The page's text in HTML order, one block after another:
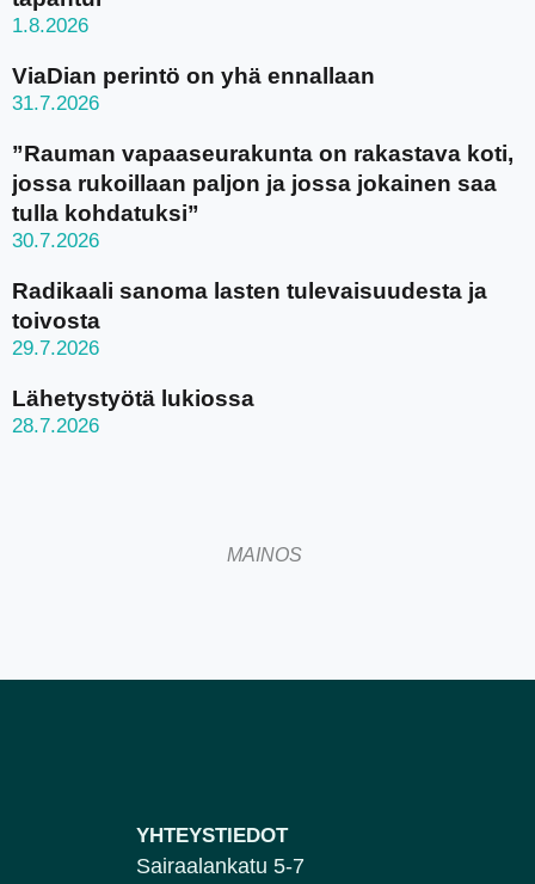
1.8.2026
ViaDian perintö on yhä ennallaan
31.7.2026
”Rauman vapaaseurakunta on rakastava koti,
jossa rukoillaan paljon ja jossa jokainen saa
tulla kohdatuksi”
30.7.2026
Radikaali sanoma lasten tulevaisuudesta ja
toivosta
29.7.2026
Lähetystyötä lukiossa
28.7.2026
MAINOS
YHTEYSTIEDOT
Sairaalankatu 5-7